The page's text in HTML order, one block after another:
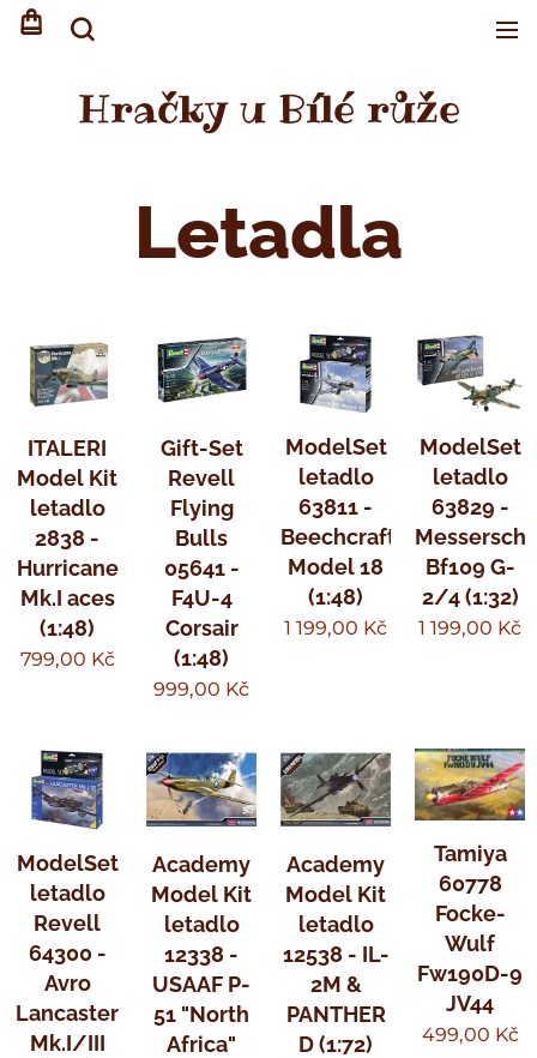
Hračky u Bílé růže
Letadla
ITALERI
Model Kit
letadlo
2838 -
Hurricane
Mk.I aces
(1:48)
799,00 Kč
Gift-Set
Revell
Flying
Bulls
05641 -
F4U-4
Corsair
(1:48)
999,00 Kč
ModelSet
letadlo
63811 -
Beechcraft
Model 18
(1:48)
1 199,00 Kč
ModelSet
letadlo
63829 -
Bf109 G-
2/4 (1:32)
1 199,00 Kč
ModelSet
letadlo
Revell
64300 -
Avro
Lancaster
Mk.I/III
Academy
Model Kit
letadlo
12338 -
USAAF P-
51 "North
Africa"
Academy
Model Kit
letadlo
12538 - IL-
2M &
PANTHER
D (1:72)
Tamiya
60778
Focke-
Wulf
Fw190D-9
JV44
499,00 Kč